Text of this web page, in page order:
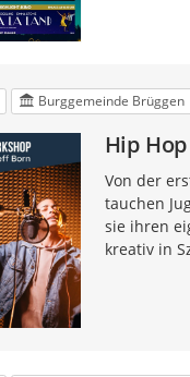
Burggemeinde Brüggen
Hip
Von der
tauchen
sie ihren
kreativ in